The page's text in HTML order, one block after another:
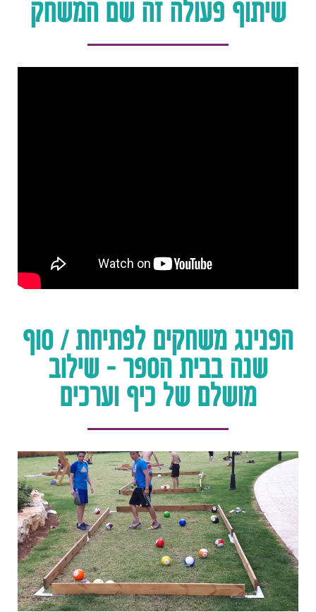
שיתוף פעולה זה שם המשחק
הפנינג משחקים לפתיחת / סוף
שנה בבית הספר - שילוב
מושלם של כיף וערכים